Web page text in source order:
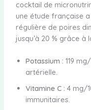
cocktail de
une étude française
régulière de poires
jusqu’à 20 % grâce à
Potassium : 119
artérielle.
Vitamine C : 4 mg/
immunitaires.